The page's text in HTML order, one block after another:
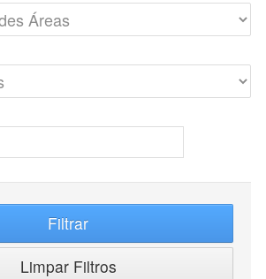
Filtrar
Limpar Filtros